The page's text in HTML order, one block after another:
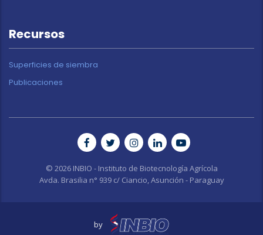
Recursos
Superficies de siembra
Publicaciones
© 2026 INBIO - Instituto de Biotecnología Agrícola
Avda. Brasilia n° 939 c/ Ciancio, Asunción - Paraguay
by